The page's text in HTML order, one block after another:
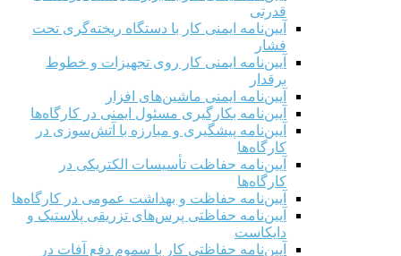
قدرتی
آیین‌نامه ایمنی کار با دستگاه ریخته‌گری تحت
فشار
آیین‌نامه ایمنی کار روی تجهیزات و خطوط
برقدار
آیین‌نامه ایمنی ماشین‌های افزار
آیین‌نامه بکارگیری مسئول ایمنی در کارگاه‌ها
آیین‌نامه پیشگیری و مبارزه با آتش‌سوزی در
کارگاه‌ها
آیین‌نامه حفاظت تأسیسات الکتریکی در
کارگاه‌ها
آیین‌نامه حفاظت و بهداشت عمومی در کارگاه‌ها
آیین‌نامه حفاظتی پرس‌های تزریقی پلاستیک و
دایکاست
آیین‌نامه حفاظتی کار با سموم دفع آفات در